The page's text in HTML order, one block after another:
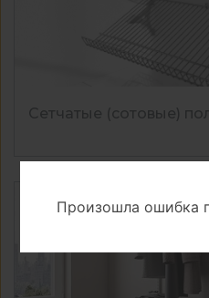
Сетчатые (сотовые)
Произошла ошибка